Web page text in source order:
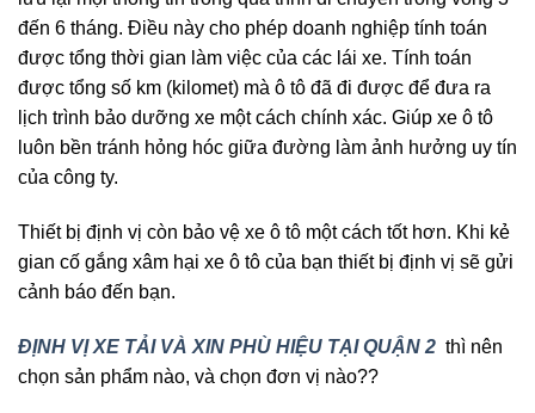
đến 6 tháng. Điều này cho phép doanh nghiệp tính toán
được tổng thời gian làm việc của các lái xe. Tính toán
được tổng số km (kilomet) mà ô tô đã đi được để đưa ra
lịch trình bảo dưỡng xe một cách chính xác. Giúp xe ô tô
luôn bền tránh hỏng hóc giữa đường làm ảnh hưởng uy tín
của công ty.
Thiết bị định vị còn bảo vệ xe ô tô một cách tốt hơn. Khi kẻ
gian cố gắng xâm hại xe ô tô của bạn thiết bị định vị sẽ gửi
cảnh báo đến bạn.
ĐỊNH VỊ XE TẢI VÀ XIN PHÙ HIỆU TẠI QUẬN 2 thì nên
chọn sản phẩm nào, và chọn đơn vị nào??